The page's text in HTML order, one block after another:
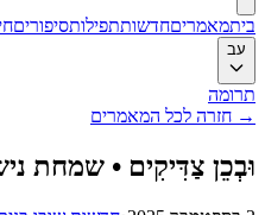
ביתמאמריםחדשותתפילותסיפורים
עב
תרומה
→ חזרה לכל המאמרים
וּבְכֵן צַדִּיקִים • שמחת